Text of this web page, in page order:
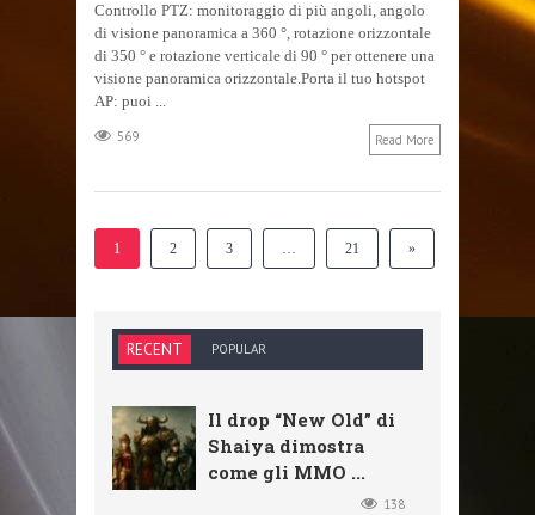
Controllo PTZ: monitoraggio di più angoli, angolo
di visione panoramica a 360 °, rotazione orizzontale
di 350 ° e rotazione verticale di 90 ° per ottenere una
visione panoramica orizzontale.Porta il tuo hotspot
AP: puoi ...
569 Read More
1 2 3 … 21 »
RECENT POPULAR
Il drop “New Old” di
Shaiya dimostra
come gli MMO ...
138